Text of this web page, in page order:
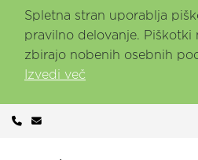
Spletna stran uporablja
pravilno delovanje. Piškotki
zbirajo nobenih osebnih
Izvedi več